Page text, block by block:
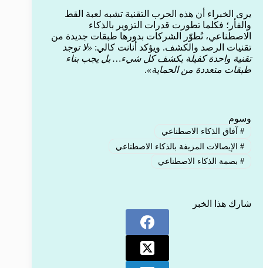
يرى الخبراء أن هذه الحرب التقنية تشبه لعبة القط
والفأر؛ فكلما تطورت قدرات التزوير بالذكاء
الاصطناعي، تُطوّر الشركات بدورها طبقات جديدة من
تقنيات الرصد والكشف. ويؤكد أنانت كالي: «لا توجد
تقنية واحدة كفيلة بكشف كل شيء… بل يجب بناء
طبقات متعددة من الحماية».
وسوم
#آفاق الذكاء الاصطناعي
#الإيصالات المزيفة بالذكاء الاصطناعي
#بصمة الذكاء الاصطناعي
شارك هذا الخبر